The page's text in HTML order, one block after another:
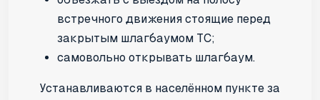
встречного движения стоящие перед
закрытым шлагбаумом ТС;
самовольно открывать шлагбаум.
Устанавливаются в населённом пункте за